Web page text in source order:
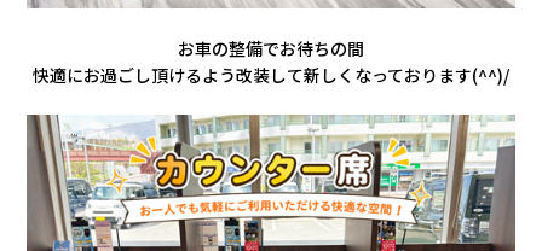
お車の整備でお待ちの間
快適にお過ごし頂けるよう改装して新しくなっております(^^)/